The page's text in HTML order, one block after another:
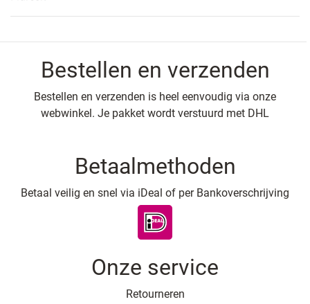
Bestellen en verzenden
Bestellen en verzenden is heel eenvoudig via onze
webwinkel. Je pakket wordt verstuurd met DHL
Betaalmethoden
Betaal veilig en snel via iDeal of per Bankoverschrijving
Onze service
Retourneren